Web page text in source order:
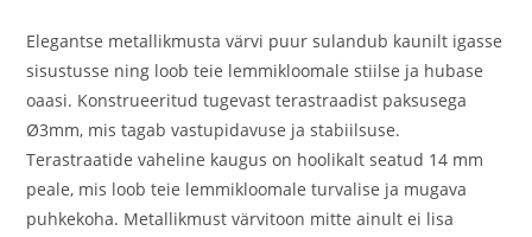
Elegantse metallikmusta värvi puur sulandub kaunilt igasse
sisustusse ning loob teie lemmikloomale stiilse ja hubase
oaasi. Konstrueeritud tugevast terastraadist paksusega
Ø3mm, mis tagab vastupidavuse ja stabiilsuse.
Terastraatide vaheline kaugus on hoolikalt seatud 14 mm
peale, mis loob teie lemmikloomale turvalise ja mugava
puhkekoha. Metallikmust värvitoon mitte ainult ei lisa